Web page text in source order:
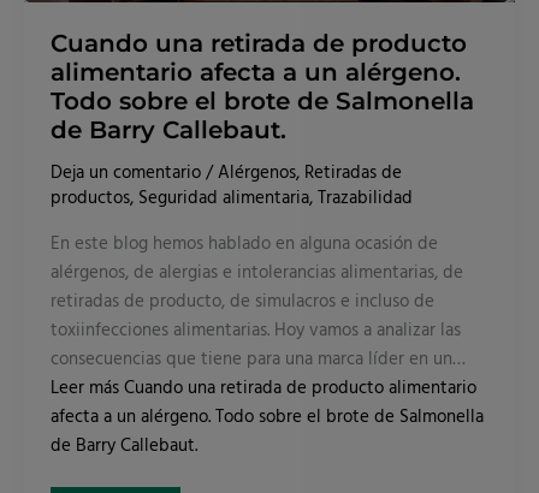
Cuando una retirada de producto
alimentario afecta a un alérgeno.
Todo sobre el brote de Salmonella
de Barry Callebaut.
Deja un comentario /Alérgenos, Retiradas de
productos, Seguridad alimentaria, Trazabilidad
En este blog hemos hablado en alguna ocasión de
alérgenos, de alergias e intolerancias alimentarias, de
retiradas de producto, de simulacros e incluso de
toxiinfecciones alimentarias. Hoy vamos a analizar las
consecuencias que tiene para una marca líder en un…
Leer másCuando una retirada de producto alimentario
afecta a un alérgeno. Todo sobre el brote de Salmonella
de Barry Callebaut.